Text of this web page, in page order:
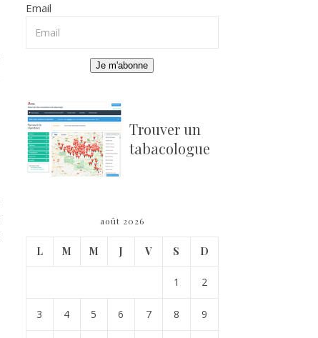
Email
Je m'abonne
Trouver un
tabacologue
août 2026
L M M J V S D
1 2
3 4 5 6 7 8 9